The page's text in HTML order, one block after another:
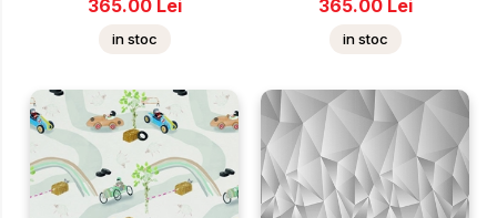
365.00 Lei
in stoc
365.00 Lei
in stoc